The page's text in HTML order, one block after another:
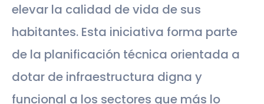
elevar la calidad de vida de sus
habitantes. Esta iniciativa forma parte
de la planificación técnica orientada a
dotar de infraestructura digna y
funcional a los sectores que más lo